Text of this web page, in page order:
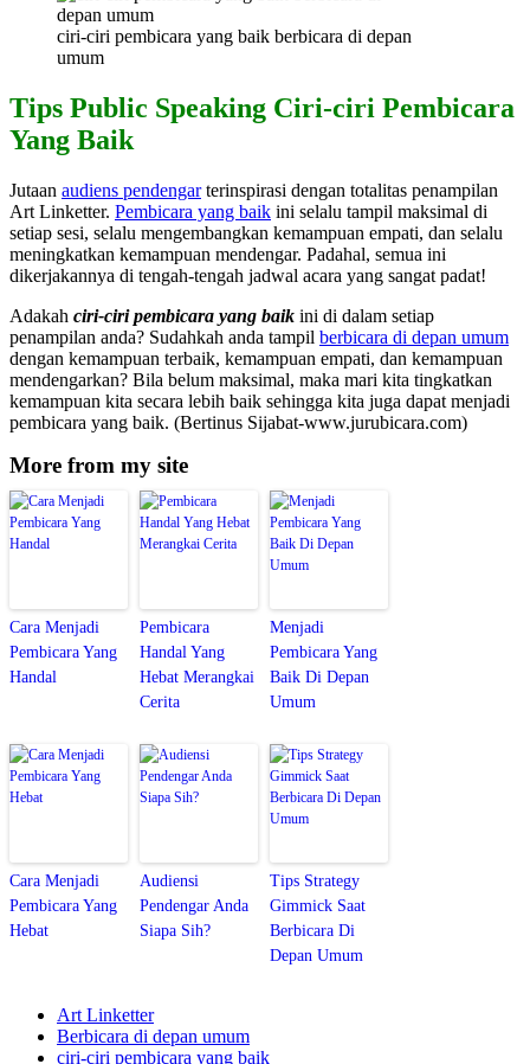
ciri-ciri pembicara yang baik berbicara di depan
umum
Tips Public Speaking Ciri-ciri Pembicara
Yang Baik
Jutaan audiens pendengarterinspirasi dengan totalitas penampilan
Art Linketter. Pembicara yang baik ini selalu tampil maksimal di
setiap sesi, selalu mengembangkan kemampuan empati, dan selalu
meningkatkan kemampuan mendengar. Padahal, semua ini
dikerjakannya di tengah-tengah jadwal acara yang sangat padat!
Adakah ciri-ciri pembicara yang baik ini di dalam setiap
penampilan anda? Sudahkah anda tampil berbicara di depan umum
dengan kemampuan terbaik, kemampuan empati, dan kemampuan
mendengarkan? Bila belum maksimal, maka mari kita tingkatkan
kemampuan kita secara lebih baik sehingga kita juga dapat menjadi
pembicara yang baik. (Bertinus Sijabat-www.jurubicara.com)
More from my site
Cara Menjadi
Pembicara Yang
Handal
Pembicara
Handal Yang
Hebat Merangkai
Cerita
Menjadi
Pembicara Yang
Baik Di Depan
Umum
Cara Menjadi
Pembicara Yang
Hebat
Audiensi
Pendengar Anda
Siapa Sih?
Tips Strategy
Gimmick Saat
Berbicara Di
Depan Umum
Art Linketter
Berbicara di depan umum
ciri-ciri pembicara yang baik